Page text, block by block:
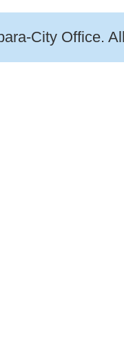
City Office.